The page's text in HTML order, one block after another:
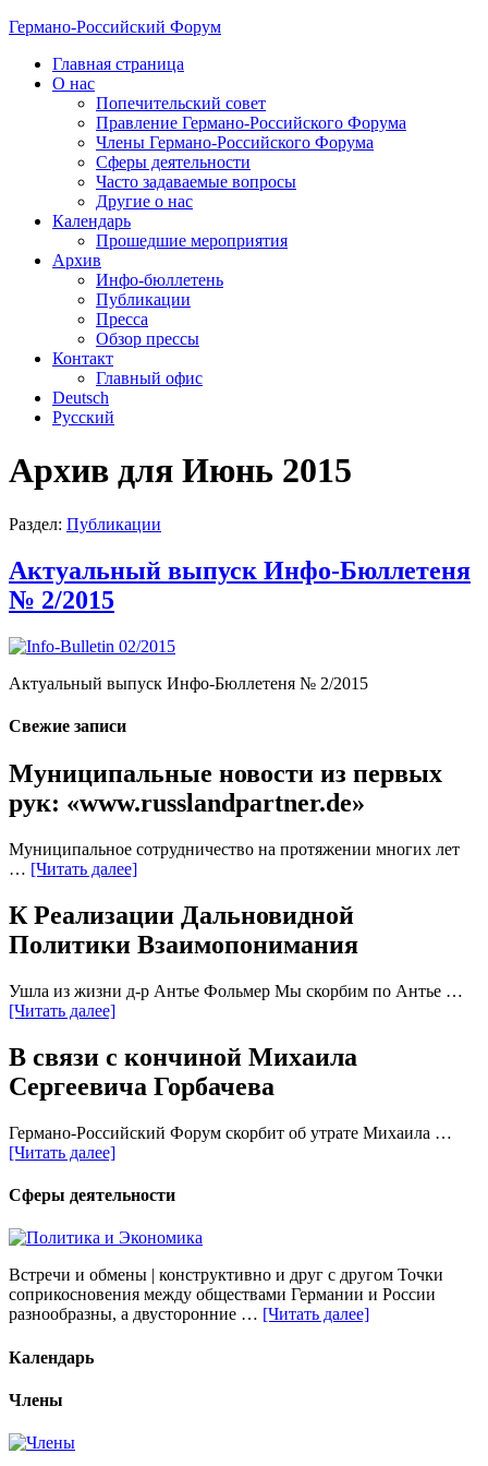
Германо-Российский Форум
Главная страница
О нас
Попечительский совет
Правление Германо-Российского Форума
Члены Германо-Российского Форума
Сферы деятельности
Часто задаваемые вопросы
Другие о нас
Календарь
Прошедшие мероприятия
Архив
Инфо-бюллетень
Публикации
Пресса
Обзор прессы
Контакт
Главный офис
Deutsch
Русский
Архив для Июнь 2015
Раздел: Публикации
Актуальный выпуск Инфо-Бюллетеня
№ 2/2015
Актуальный выпуск Инфо-Бюллетеня № 2/2015
Свежие записи
Муниципальные новости из первых
рук: «www.russlandpartner.de»
Муниципальное сотрудничество на протяжении многих лет
… [Читать далее]
К Реализации Дальновидной
Политики Взаимопонимания
Ушла из жизни д-р Антье Фольмер Мы скорбим по Антье …
[Читать далее]
В связи с кончиной Михаила
Сергеевича Горбачева
Германо-Российский Форум скорбит об утрате Михаила …
[Читать далее]
Сферы деятельности
Встречи и обмены | конструктивно и друг с другом Точки
соприкосновения между обществами Германии и России
разнообразны, а двусторонние … [Читать далее]
Календарь
Члены